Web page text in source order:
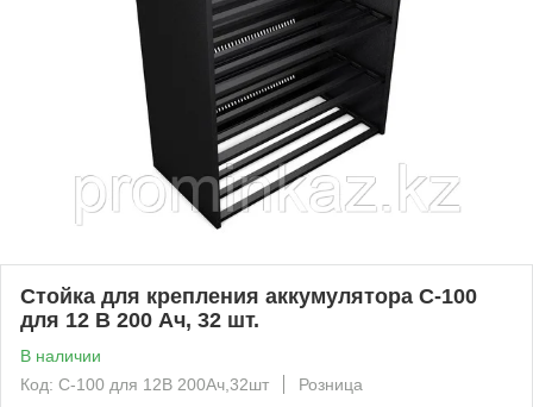
Стойка для крепления аккумулятора C-100
для 12 В 200 Ач, 32 шт.
В наличии
Код: C-100 для 12В 200Ач,32шт
Розница